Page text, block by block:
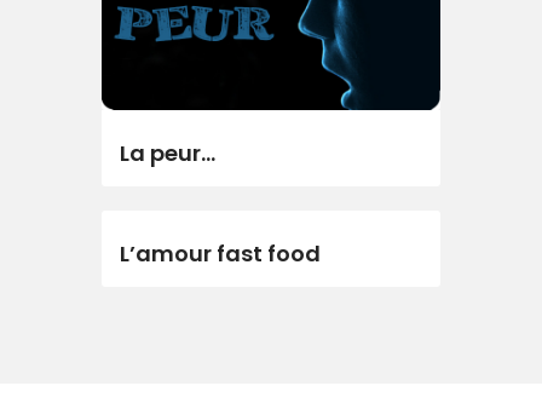
La peur…
L’amour fast food